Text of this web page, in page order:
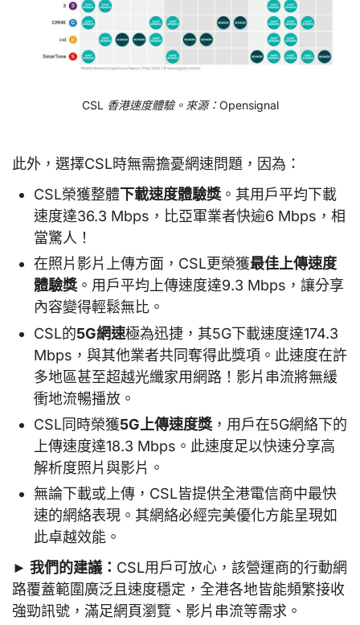
CSL 香港速度體驗。來源：Opensignal
此外，選擇CSL時無需擔憂網速問題，因為：
CSL榮獲整體下載速度體驗獎 。其用戶平均下載
速度達36.3 Mbps，比亞軍業者快逾6 Mbps，相
當驚人！
在照片影片上傳方面，CSL更榮獲最佳上傳速度
體驗獎 。用戶平均上傳速度達9.3 Mbps，讓分享
內容變得輕鬆無比。
CSL的5G網速極為迅捷，其5G下載速度達174.3
Mbps，與其他業者共同奪得此獎項。此速度在許
多地區甚至超越光纖家用網路！影片串流將無緩
衝地流暢播放。
CSL同時榮獲5G上傳速度獎 ，用戶在5G網絡下的
上傳速度達18.3 Mbps。此速度足以快速分享高
解析度照片與影片。
無論下載或上傳，CSL皆提供全港電信商中最快
速的網絡表現。其網絡必經完美優化方能呈現如
此卓越效能。
► 我們的建議： CSL用戶可放心，該營運商的行動網
路覆蓋範圍廣泛且速度穩定，全港各地皆能頻繁接收
強勁訊號，滿足網頁瀏覽、影片串流等需求。